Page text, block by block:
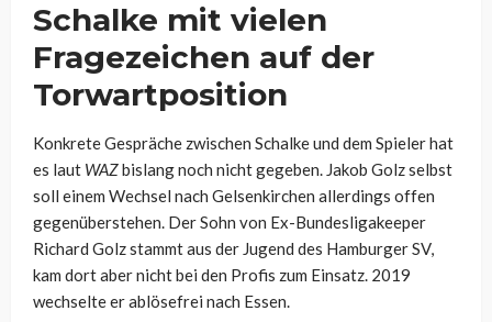
Schalke mit vielen
Fragezeichen auf der
Torwartposition
Konkrete Gespräche zwischen Schalke und dem Spieler hat
es laut WAZbislang noch nicht gegeben. Jakob Golz selbst
soll einem Wechsel nach Gelsenkirchen allerdings offen
gegenüberstehen. Der Sohn von Ex-Bundesligakeeper
Richard Golz stammt aus der Jugend des Hamburger SV,
kam dort aber nicht bei den Profis zum Einsatz. 2019
wechselte er ablösefrei nach Essen.